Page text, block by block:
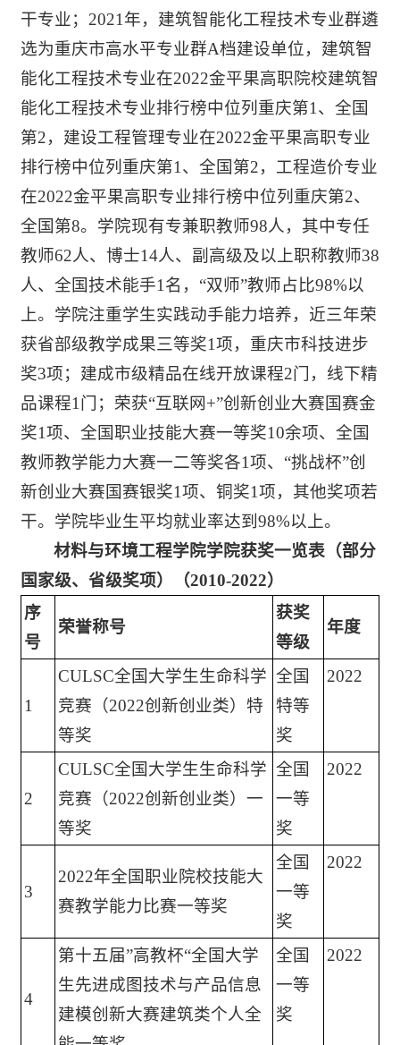
干专业；2021年，建筑智能化工程技术专业群遴
选为重庆市高水平专业群A档建设单位，建筑智
能化工程技术专业在2022金平果高职院校建筑智
能化工程技术专业排行榜中位列重庆第1、全国
第2，建设工程管理专业在2022金平果高职专业
排行榜中位列重庆第1、全国第2，工程造价专业
在2022金平果高职专业排行榜中位列重庆第2、
全国第8。学院现有专兼职教师98人，其中专任
教师62人、博士14人、副高级及以上职称教师38
人、全国技术能手1名，“双师”教师占比98%以
上。学院注重学生实践动手能力培养，近三年荣
获省部级教学成果三等奖1项，重庆市科技进步
奖3项；建成市级精品在线开放课程2门，线下精
品课程1门；荣获“互联网+”创新创业大赛国赛金
奖1项、全国职业技能大赛一等奖10余项、全国
教师教学能力大赛一二等奖各1项、“挑战杯”创
新创业大赛国赛银奖1项、铜奖1项，其他奖项若
干。学院毕业生平均就业率达到98%以上。
材料与环境工程学院学院获奖一览表（部分
国家级、省级奖项）（2010-2022）
序
号
荣誉称号
获奖
等级
年度
1
CULSC全国大学生生命科学
竞赛（2022创新创业类）特
等奖
全国
特等
奖
2022
2
CULSC全国大学生生命科学
竞赛（2022创新创业类）一
等奖
全国
一等
奖
2022
3
2022年全国职业院校技能大
赛教学能力比赛一等奖
全国
一等
奖
2022
4
第十五届”高教杯“全国大学
生先进成图技术与产品信息
建模创新大赛建筑类个人全
全国
一等
奖
2022